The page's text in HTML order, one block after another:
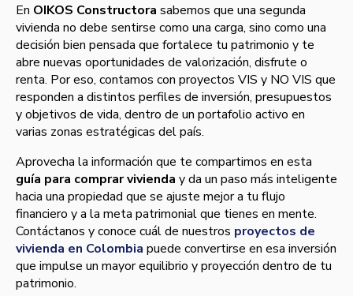
En OIKOS Constructora sabemos que una segunda
vivienda no debe sentirse como una carga, sino como una
decisión bien pensada que fortalece tu patrimonio y te
abre nuevas oportunidades de valorización, disfrute o
renta. Por eso, contamos con proyectos VIS y NO VIS que
responden a distintos perfiles de inversión, presupuestos
y objetivos de vida, dentro de un portafolio activo en
varias zonas estratégicas del país.
Aprovecha la información que te compartimos en esta
guía para comprar vivienda y da un paso más inteligente
hacia una propiedad que se ajuste mejor a tu flujo
financiero y a la meta patrimonial que tienes en mente.
Contáctanos y conoce cuál de nuestros proyectos de
vivienda en Colombia puede convertirse en esa inversión
que impulse un mayor equilibrio y proyección dentro de tu
patrimonio.